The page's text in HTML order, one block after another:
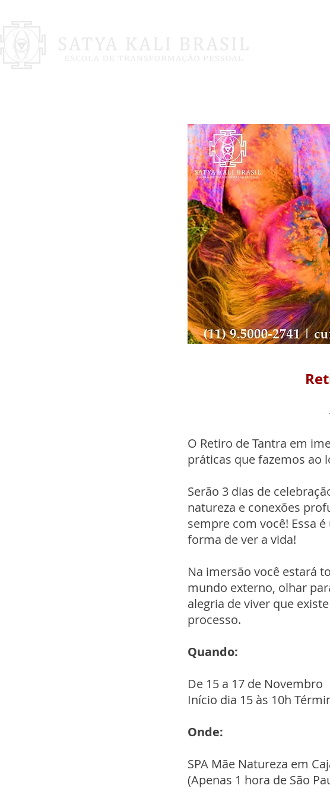
O Retiro de Tantra em
práticas que fazemos ao
Serão 3 dias de
natureza e conexões
sempre com você! Essa
forma de ver a vida!
Na imersão você estará
mundo externo, olhar
alegria de viver que
processo.
Quando:
De 15 a 17 de Novembro
Início dia 15 às 10h
Onde:
SPA Mãe Natureza em
(Apenas 1 hora de São